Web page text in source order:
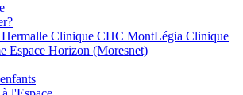
Clinique CHC MontLégia Clinique
Espace Horizon (Moresnet)